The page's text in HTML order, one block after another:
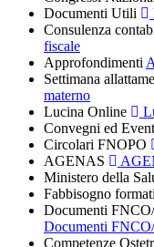
Documenti Utili
Consulenza
fiscale
Approfondimenti
Settimana
materno
Lucina Online
Convegni ed
Circolari FNOPO
AGENAS
Ministero della
Fabbisogno
Documenti
Documenti
Competenze